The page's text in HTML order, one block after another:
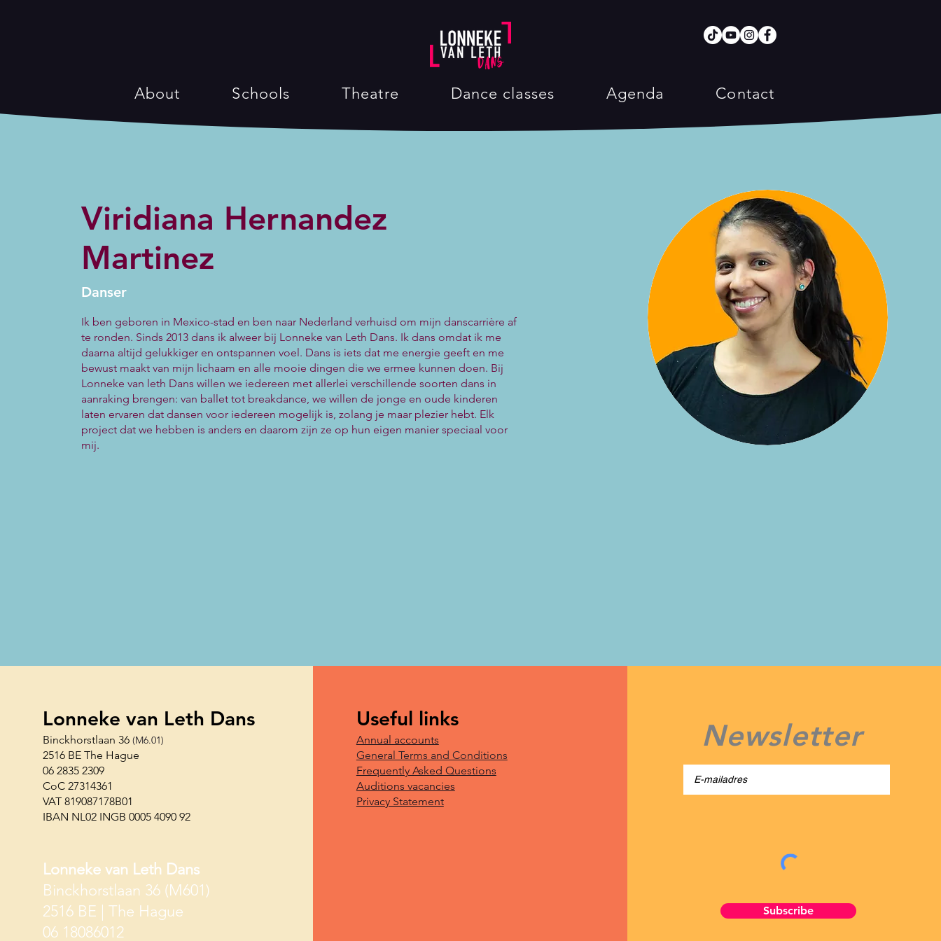
About Schools Theatre Dance classes Agenda Contact
Viridiana Hernandez
Martinez
Danser
Ik ben geboren in Mexico-stad en ben naar Nederland verhuisd om mijn danscarrière af
te ronden. Sinds 2013 dans ik alweer bij Lonneke van Leth Dans. Ik dans omdat ik me
daarna altijd gelukkiger en ontspannen voel. Dans is iets dat me energie geeft en me
bewust maakt van mijn lichaam en alle mooie dingen die we ermee kunnen doen. Bij
Lonneke van leth Dans willen we iedereen met allerlei verschillende soorten dans in
aanraking brengen: van ballet tot breakdance, we willen de jonge en oude kinderen
laten ervaren dat dansen voor iedereen mogelijk is, zolang je maar plezier hebt. Elk
project dat we hebben is anders en daarom zijn ze op hun eigen manier speciaal voor
mij.
Lonneke van Leth Dans
Binckhorstlaan 36 (M6.01)
2516 BE The Hague
06 2835 2309
CoC 27314361
VAT 819087178B01
IBAN NL02 INGB 0005 4090 92
Lonneke van Leth Dans
Binckhorstlaan 36 (M601)
2516 BE | The Hague
06 18086012
Useful links
Annual accounts
General Terms and Conditions
Frequently Asked Questions
Auditions vacancies
Privacy Statement
Newsletter
Subscribe